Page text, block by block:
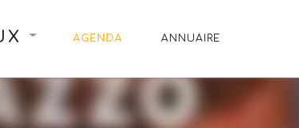
AGENDA ANNUAIRE